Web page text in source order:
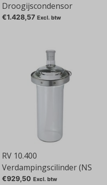
Droogijscondensor
€1.428,57 Excl. btw
RV 10.400
Verdampingscilinder (NS
29/32)
€929,50 Excl. btw